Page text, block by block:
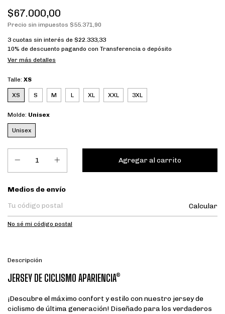
$67.000,00
Precio sin impuestos $55.371,90
3 cuotas sin interés de $22.333,33
10% de descuento pagando con Transferencia o depósito
Ver más detalles
Talle: XS
XS S M L XL XXL 3XL
Molde: Unisex
Unisex
Entregas para el CP:
Medios de envío
Calcular
No sé mi código postal
Descripción
JERSEY DE CICLISMO APARIENCIA®
¡Descubre el máximo confort y estilo con nuestro jersey de
ciclismo de última generación! Diseñado para los verdaderos